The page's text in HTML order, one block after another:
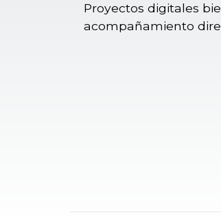
Proyectos digitales
acompañamiento